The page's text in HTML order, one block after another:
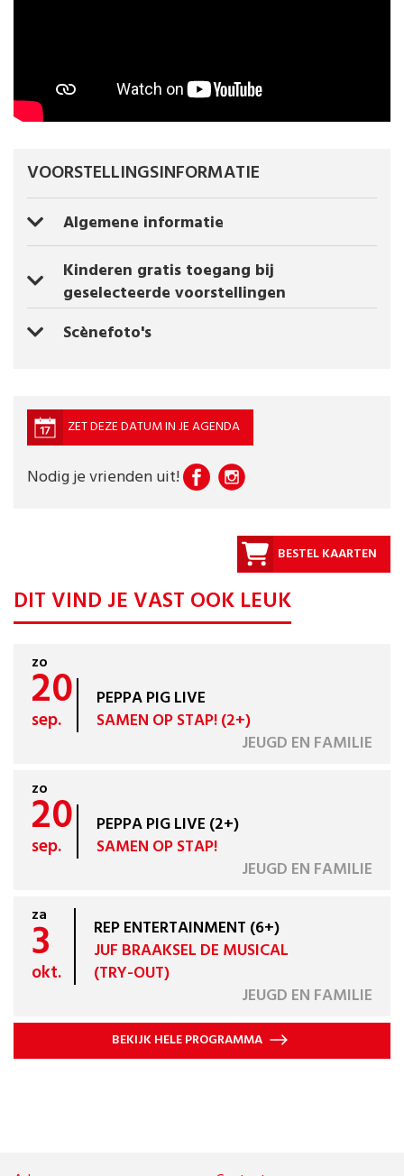
VOORSTELLINGSINFORMATIE
Algemene informatie
Kinderen gratis toegang bij
geselecteerde voorstellingen
Scènefoto's
ZET DEZE DATUM IN JE AGENDA
Nodig je vrienden uit!
BESTEL KAARTEN
DIT VIND JE VAST OOK LEUK
zo
20
sep.
PEPPA PIG LIVE
SAMEN OP STAP! (2+)
JEUGD EN FAMILIE
zo
20
sep.
PEPPA PIG LIVE (2+)
SAMEN OP STAP!
JEUGD EN FAMILIE
za
3
okt.
REP ENTERTAINMENT (6+)
JUF BRAAKSEL DE MUSICAL
(TRY-OUT)
JEUGD EN FAMILIE
BEKIJK HELE PROGRAMMA